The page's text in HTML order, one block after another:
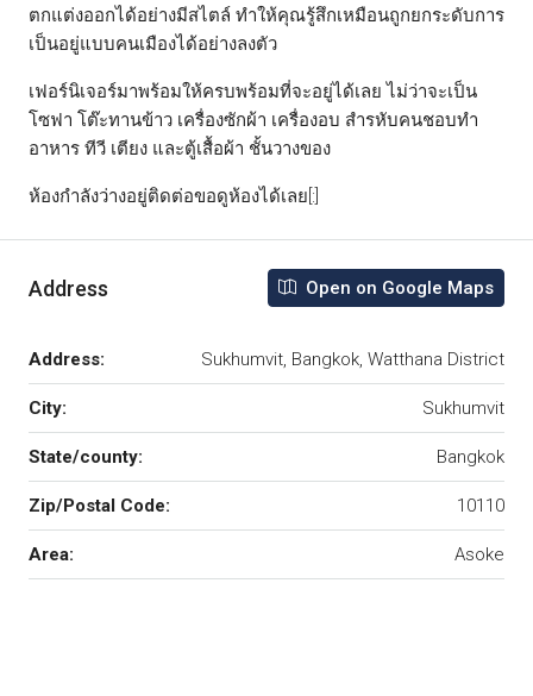
ตกแต่งออกได้อย่างมีสไตล์ ทำให้คุณรู้สึกเหมือนถูกยกระดับการ
เป็นอยู่แบบคนเมืองได้อย่างลงตัว
เฟอร์นิเจอร์มาพร้อมให้ครบพร้อมที่จะอยู่ได้เลย ไม่ว่าจะเป็น
โซฟา โต๊ะทานข้าว เครื่องซักผ้า เครื่องอบ สำรหับคนชอบทำ
อาหาร ทีวี เตียง และตู้เสื้อผ้า ชั้นวางของ
ห้องกำลังว่างอยู่ติดต่อขอดูห้องได้เลย[:]
Address Open on Google Maps
Address: Sukhumvit, Bangkok, Watthana District
City: Sukhumvit
State/county: Bangkok
Zip/Postal Code: 10110
Area: Asoke